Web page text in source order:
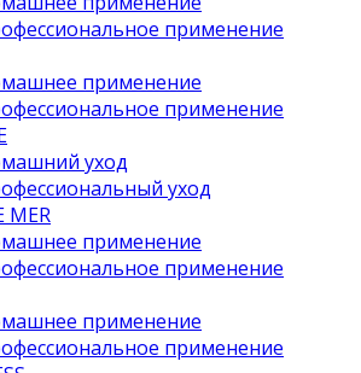
применение
применение
применение
уход
уход
MER
применение
применение
применение
применение